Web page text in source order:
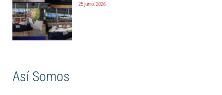
25 junio, 2026
Así Somos